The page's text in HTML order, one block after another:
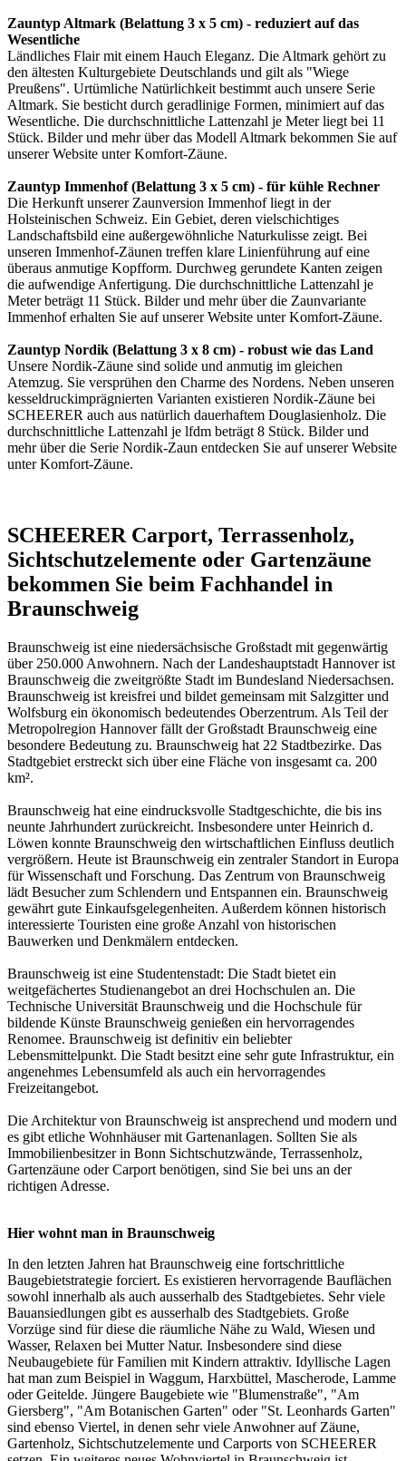
Zauntyp Altmark (Belattung 3 x 5 cm) - reduziert auf das
Wesentliche
Ländliches Flair mit einem Hauch Eleganz. Die Altmark gehört zu
den ältesten Kulturgebiete Deutschlands und gilt als "Wiege
Preußens". Urtümliche Natürlichkeit bestimmt auch unsere Serie
Altmark. Sie besticht durch geradlinige Formen, minimiert auf das
Wesentliche. Die durchschnittliche Lattenzahl je Meter liegt bei 11
Stück. Bilder und mehr über das Modell Altmark bekommen Sie auf
unserer Website unterKomfort-Zäune.
Zauntyp Immenhof (Belattung 3 x 5 cm) - für kühle Rechner
Die Herkunft unserer Zaunversion Immenhof liegt in der
Holsteinischen Schweiz. Ein Gebiet, deren vielschichtiges
Landschaftsbild eine außergewöhnliche Naturkulisse zeigt. Bei
unseren Immenhof-Zäunen treffen klare Linienführung auf eine
überaus anmutige Kopfform. Durchweg gerundete Kanten zeigen
die aufwendige Anfertigung. Die durchschnittliche Lattenzahl je
Meter beträgt 11 Stück. Bilder und mehr über die Zaunvariante
Immenhof erhalten Sie auf unserer Website unterKomfort-Zäune.
Zauntyp Nordik (Belattung 3 x 8 cm) - robust wie das Land
Unsere Nordik-Zäune sind solide und anmutig im gleichen
Atemzug. Sie versprühen den Charme des Nordens. Neben unseren
kesseldruckimprägnierten Varianten existieren Nordik-Zäune bei
SCHEERER auch aus natürlich dauerhaftem Douglasienholz. Die
durchschnittliche Lattenzahl je lfdm beträgt 8 Stück. Bilder und
mehr über die Serie Nordik-Zaun entdecken Sie auf unserer Website
unterKomfort-Zäune.
SCHEERER Carport, Terrassenholz,
Sichtschutzelemente oder Gartenzäune
bekommen Sie beim Fachhandel in
Braunschweig
Braunschweig ist eine niedersächsische Großstadt mit gegenwärtig
über 250.000 Anwohnern. Nach der Landeshauptstadt Hannover ist
Braunschweig die zweitgrößte Stadt im Bundesland Niedersachsen.
Braunschweig ist kreisfrei und bildet gemeinsam mit Salzgitter und
Wolfsburg ein ökonomisch bedeutendes Oberzentrum. Als Teil der
Metropolregion Hannover fällt der Großstadt Braunschweig eine
besondere Bedeutung zu. Braunschweig hat 22 Stadtbezirke. Das
Stadtgebiet erstreckt sich über eine Fläche von insgesamt ca. 200
km².
Braunschweig hat eine eindrucksvolle Stadtgeschichte, die bis ins
neunte Jahrhundert zurückreicht. Insbesondere unter Heinrich d.
Löwen konnte Braunschweig den wirtschaftlichen Einfluss deutlich
vergrößern. Heute ist Braunschweig ein zentraler Standort in Europa
für Wissenschaft und Forschung. Das Zentrum von Braunschweig
lädt Besucher zum Schlendern und Entspannen ein. Braunschweig
gewährt gute Einkaufsgelegenheiten. Außerdem können historisch
interessierte Touristen eine große Anzahl von historischen
Bauwerken und Denkmälern entdecken.
Braunschweig ist eine Studentenstadt: Die Stadt bietet ein
weitgefächertes Studienangebot an drei Hochschulen an. Die
Technische Universität Braunschweig und die Hochschule für
bildende Künste Braunschweig genießen ein hervorragendes
Renomee. Braunschweig ist definitiv ein beliebter
Lebensmittelpunkt. Die Stadt besitzt eine sehr gute Infrastruktur, ein
angenehmes Lebensumfeld als auch ein hervorragendes
Freizeitangebot.
Die Architektur von Braunschweig ist ansprechend und modern und
es gibt etliche Wohnhäuser mit Gartenanlagen. Sollten Sie als
Immobilienbesitzer in Bonn Sichtschutzwände, Terrassenholz,
Gartenzäune oder Carport benötigen, sind Sie bei uns an der
richtigen Adresse.
Hier wohnt man in Braunschweig
In den letzten Jahren hat Braunschweig eine fortschrittliche
Baugebietstrategie forciert. Es existieren hervorragende Bauflächen
sowohl innerhalb als auch ausserhalb des Stadtgebietes. Sehr viele
Bauansiedlungen gibt es ausserhalb des Stadtgebiets. Große
Vorzüge sind für diese die räumliche Nähe zu Wald, Wiesen und
Wasser, Relaxen bei Mutter Natur. Insbesondere sind diese
Neubaugebiete für Familien mit Kindern attraktiv. Idyllische Lagen
hat man zum Beispiel in Waggum, Harxbüttel, Mascherode, Lamme
oder Geitelde. Jüngere Baugebiete wie "Blumenstraße", "Am
Giersberg", "Am Botanischen Garten" oder "St. Leonhards Garten"
sind ebenso Viertel, in denen sehr viele Anwohner auf Zäune,
Gartenholz, Sichtschutzelemente und Carports von SCHEERER